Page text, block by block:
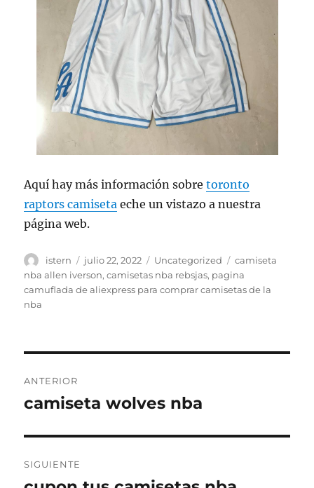
Aquí hay más información sobretoronto
raptors camiseta eche un vistazo a nuestra
página web.
Autor
istern
Publicado
el
julio 22, 2022 Categorías
Uncategorized Etiquetas
camiseta
nba allen iverson,camisetas nba rebsjas, pagina
camuflada de aliexpress para comprar camisetas de la
nba
de
ANTERIOR
Entrada
camiseta wolves nba
SIGUIENTE